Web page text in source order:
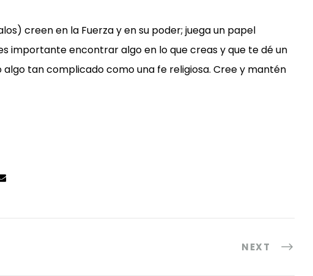
creen en la Fuerza y ​​en su poder; juega un papel
importante encontrar algo en lo que creas y que te dé un
algo tan complicado como una fe religiosa. Cree y mantén
NEXT